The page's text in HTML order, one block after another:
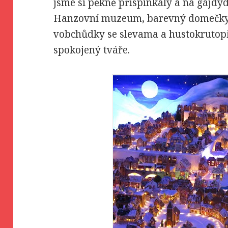
jsme si pěkně přispinkaly a na
Hanzovní muzeum, barevný
vobchůdky se slevama a
spokojený tváře.